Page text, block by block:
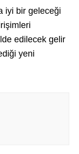
iyi bir geleceği
edilecek gelir
yeni